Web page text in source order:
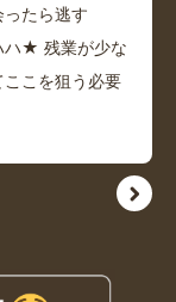
たら逃す
ハ★ 残業が少な
こを狙う必要